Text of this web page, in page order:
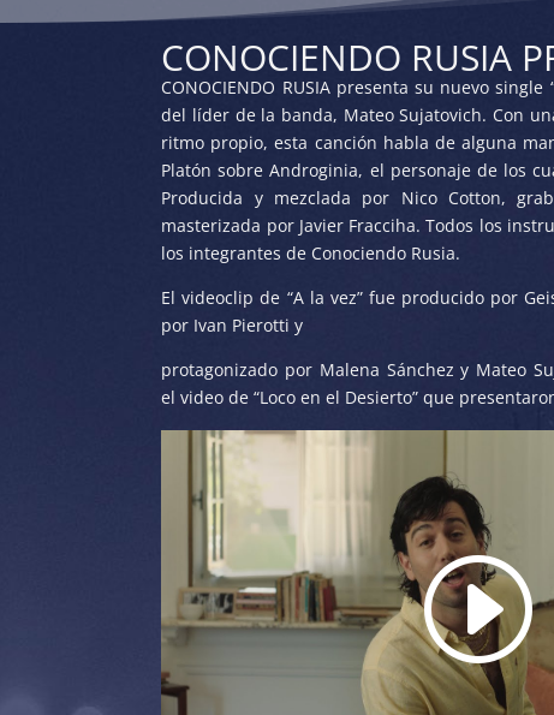
CONOCIENDO RUSIA
CONOCIENDO RUSIA presenta su nuevo
del líder de la banda, Mateo Sujatovich. Con
ritmo propio, esta canción habla de alguna
Platón sobre Androginia, el personaje de los
Producida y mezclada por Nico Cotton,
masterizada por Javier Fracciha. Todos los
los integrantes de Conociendo Rusia.
El videoclip de “A la vez” fue producido por
por Ivan Pierotti y
protagonizado por Malena Sánchez y Mateo
el video de “Loco en el Desierto” que